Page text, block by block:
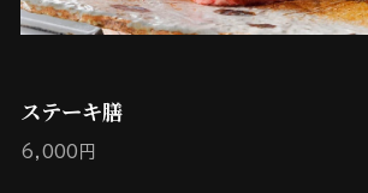
ステーキ膳
6,000円